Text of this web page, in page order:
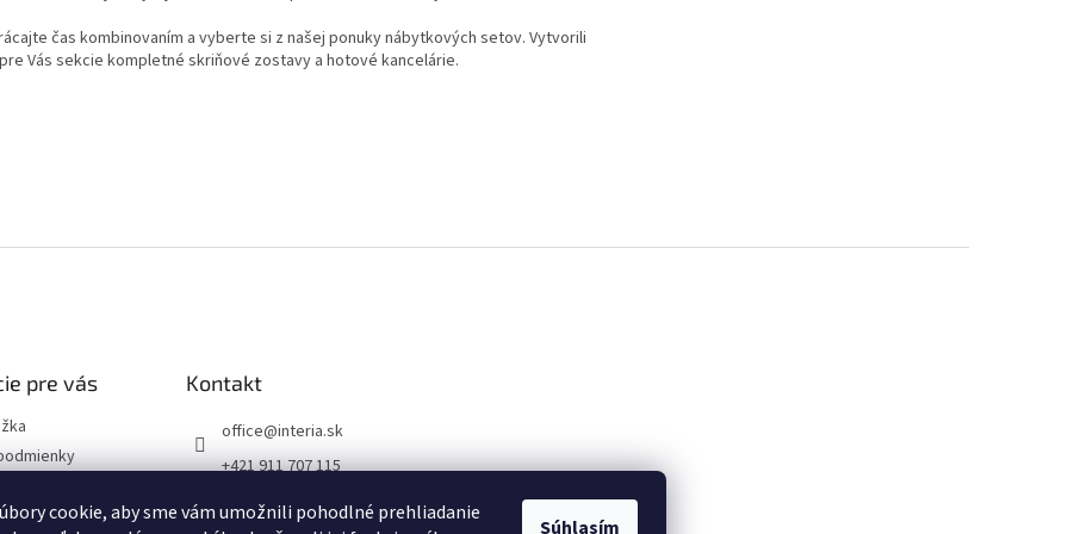
cookie, aby sme vám umožnili pohodlné prehliadanie
Súhlasím
čas kombinovaním a vyberte si z našej ponuky nábytkových setov. Vytvorili
Vás sekcie kompletné skriňové zostavy a hotové kancelárie.
pre vás Kontakt
office@interia.sk
+421 911 707 115